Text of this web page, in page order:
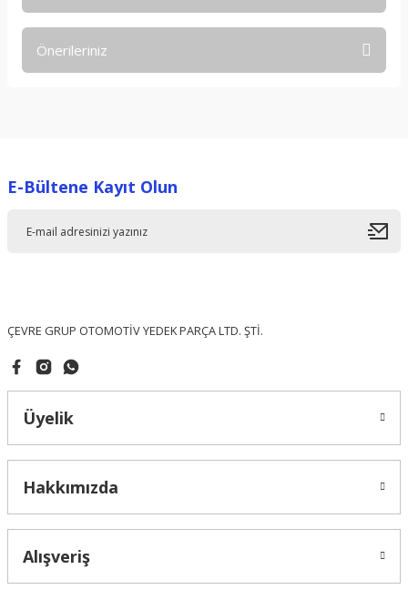
Önerileriniz
Ürün resmi kalitesiz, bozuk veya görüntülenemiyor.
E-Bültene Kayıt Olun
ÇEVRE GRUP OTOMOTİV YEDEK PARÇA LTD. ŞTİ.
Üyelik
Hakkımızda
Alışveriş